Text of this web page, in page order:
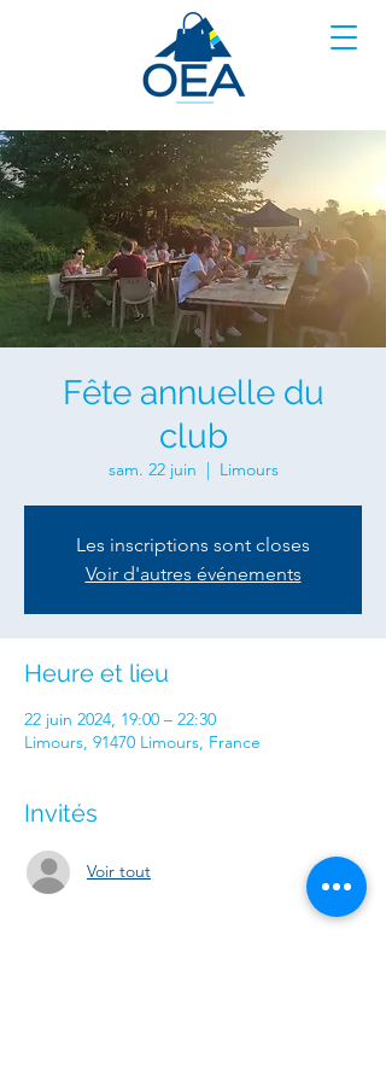
Fête annuelle du
club
sam. 22 juin
  |
Limours
Les inscriptions sont closes
Voir d'autres événements
Heure et lieu
22 juin 2024, 19:00 – 22:30
Limours, 91470 Limours, France
Invités
Voir tout